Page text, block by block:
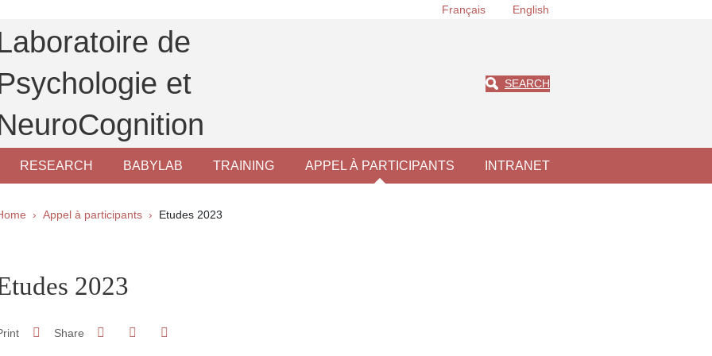
Français English
de
et
SEARCH
RESEARCH BABYLAB TRAINING APPEL À PARTICIPANTS INTRANET
Appel à participants Etudes 2023
Sidebar
2023
Share Share on Facebook
Share on LinkedIn